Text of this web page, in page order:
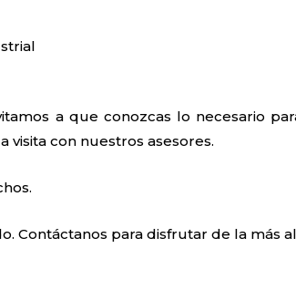
a que conozcas lo necesario
visita con nuestros asesores.
Contáctanos para disfrutar de la más